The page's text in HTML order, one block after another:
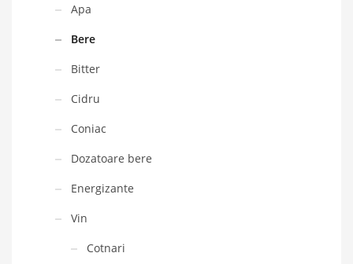
Apa
Bere
Bitter
Cidru
Coniac
Dozatoare bere
Energizante
Vin
Cotnari